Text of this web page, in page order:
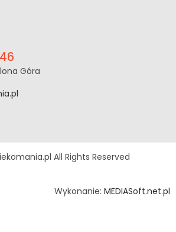
Góra
All Rights Reserved
Wykonanie: MEDIASoft.net.pl